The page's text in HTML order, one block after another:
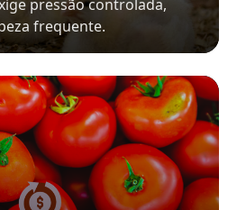
pressão controlada,
frequente.